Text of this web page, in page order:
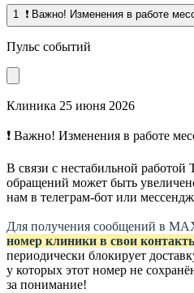
1 ❗ Важно! Изменения в работе
Пульс событий
Клиника 25 июня 2026
❗ Важно! Изменения в работе
В связи с нестабильной работой
обращений может быть
нам в телеграм-бот или
Для получения сообщений в
номер клиники в свои
периодически блокирует
у которых этот номер не
за понимание!